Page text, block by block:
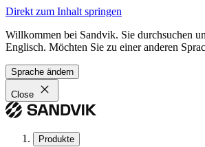
Direkt zum Inhalt springen
Willkommen bei Sandvik. Sie durchsuchen
Englisch. Möchten Sie zu einer anderen
Sprache ändern
Close
Produkte